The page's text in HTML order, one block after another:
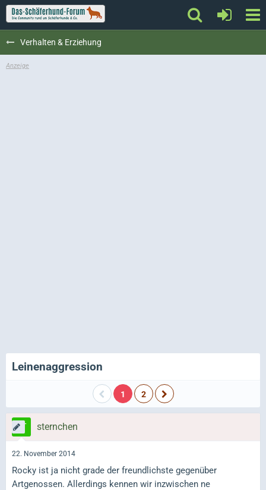
Verhalten & Erziehung
Leinenaggression
1 2
sternchen
22. November 2014
Rocky ist ja nicht grade der freundlichste gegenüber
Artgenossen. Allerdings kennen wir inzwischen ne